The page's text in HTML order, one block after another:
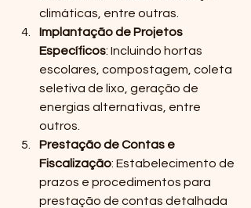
climáticas, entre outras.
Implantação de Projetos
Específicos: Incluindo hortas
escolares, compostagem, coleta
seletiva de lixo, geração de
energias alternativas, entre
outros.
Prestação de Contas e
Fiscalização: Estabelecimento de
prazos e procedimentos para
prestação de contas detalhada